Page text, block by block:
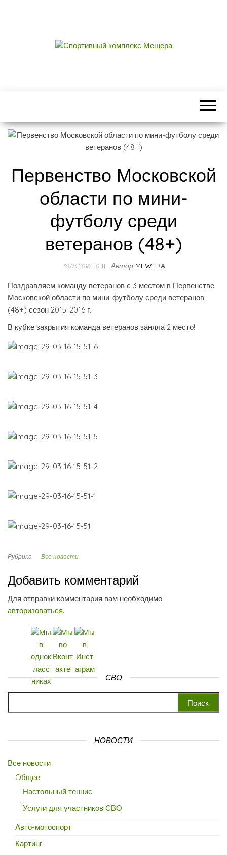
МЕЩЕРА
Первенство Московской
области по мини-
футболу среди
ветеранов (48+)
30.03.2016 0 Автор MEWERA
Поздравляем команду ветеранов с 3 местом в Первенстве
Московской области по мини-футболу среди ветеранов
(48+) сезон 2015-2016 г.
В кубке закрытия команда ветеранов заняла 2 место!
Рубрика Все новости
Добавить комментарий
Для отправки комментария вам необходимо
авторизоваться.
СВО
НОВОСТИ
Все новости
Oбщее
Настольный теннис
Услуги для участников СВО
Авто-мотоспорт
Картинг